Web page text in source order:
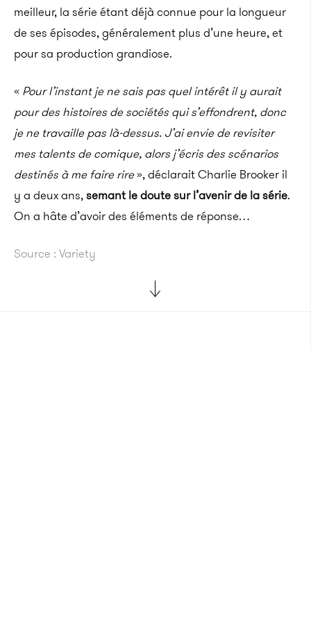
meilleur, la série étant déjà connue pour la longueur
de ses épisodes, généralement plus d’une heure, et
pour sa production grandiose.
« Pour l’instant je ne sais pas quel intérêt il y aurait
pour des histoires de sociétés qui s’effondrent, donc
je ne travaille pas là-dessus. J’ai envie de revisiter
mes talents de comique, alors j’écris des scénarios
destinés à me faire rire», déclarait Charlie Brooker il
y a deux ans,semant le doute sur l’avenir de la série.
On a hâte d’avoir des éléments de réponse…
Source : Variety